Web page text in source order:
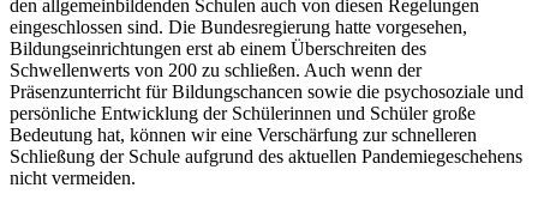
den allgemeinbildenden Schulen auch von diesen Regelungen
eingeschlossen sind. Die Bundesregierung hatte vorgesehen,
Bildungseinrichtungen erst ab einem Überschreiten des
Schwellenwerts von 200 zu schließen. Auch wenn der
Präsenzunterricht für Bildungschancen sowie die psychosoziale und
persönliche Entwicklung der Schülerinnen und Schüler große
Bedeutung hat, können wir eine Verschärfung zur schnelleren
Schließung der Schule aufgrund des aktuellen Pandemiegeschehens
nicht vermeiden.